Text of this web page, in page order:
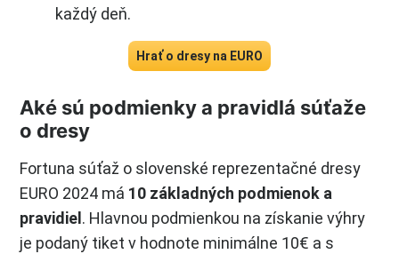
každý deň.
Hrať o dresy na EURO
Aké sú podmienky a pravidlá súťaže
o dresy
Fortuna súťaž o slovenské reprezentačné dresy
EURO 2024 má 10 základných podmienok a
pravidiel . Hlavnou podmienkou na získanie výhry
je podaný tiket v hodnote minimálne 10€ a s